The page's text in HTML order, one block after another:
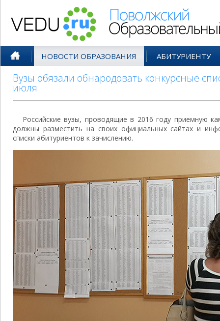
НОВОСТИ ОБРАЗОВАНИЯ АБИТУРИЕНТУ
Вузы обязали обнародовать конкурсные
июля
Российские вузы, проводящие в 2016 году приемную
должны разместить на своих официальных сайтах и
списки абитуриентов к зачислению.